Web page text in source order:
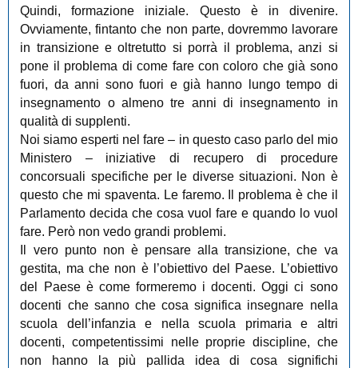
Quindi, formazione iniziale. Questo è in divenire.
Ovviamente, fintanto che non parte, dovremmo lavorare
in transizione e oltretutto si porrà il problema, anzi si
pone il problema di come fare con coloro che già sono
fuori, da anni sono fuori e già hanno lungo tempo di
insegnamento o almeno tre anni di insegnamento in
qualità di supplenti.
Noi siamo esperti nel fare – in questo caso parlo del mio
Ministero – iniziative di recupero di procedure
concorsuali specifiche per le diverse situazioni. Non è
questo che mi spaventa. Le faremo. Il problema è che il
Parlamento decida che cosa vuol fare e quando lo vuol
fare. Però non vedo grandi problemi.
Il vero punto non è pensare alla transizione, che va
gestita, ma che non è l’obiettivo del Paese. L’obiettivo
del Paese è come formeremo i docenti. Oggi ci sono
docenti che sanno che cosa significa insegnare nella
scuola dell’infanzia e nella scuola primaria e altri
docenti, competentissimi nelle proprie discipline, che
non hanno la più pallida idea di cosa significhi